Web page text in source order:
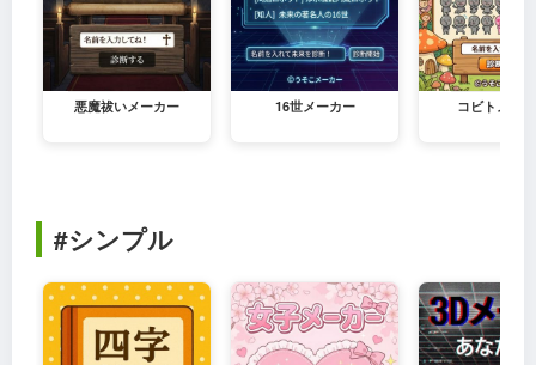
悪魔祓いメーカー 16世メーカー コビトメー
#シンプル